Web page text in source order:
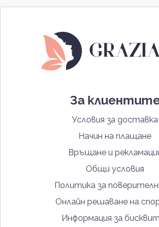
За
Условия за доставка
Начин на плащане
Връщане и
Общи условия
Политика за
Онлайн решаване на
Информация за